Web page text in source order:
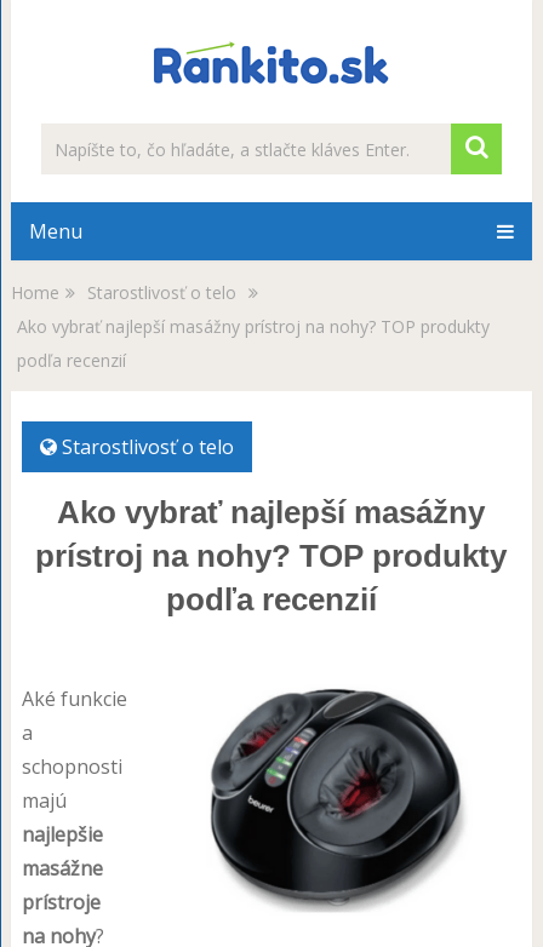
Menu
Home
Starostlivosť o telo
Ako vybrať najlepší masážny prístroj na nohy? TOP produkty
podľa recenzií
Starostlivosť o telo
Ako vybrať najlepší masážny
prístroj na nohy? TOP produkty
podľa recenzií
Aké funkcie
a
schopnosti
majú
najlepšie
masážne
prístroje
na nohy?